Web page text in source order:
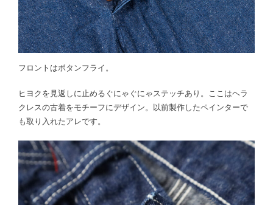
フロントはボタンフライ。
ヒヨクを見返しに止めるぐにゃぐにゃステッチあり。ここはヘラ
クレスの古着をモチーフにデザイン。以前製作したペインターで
も取り入れたアレです。